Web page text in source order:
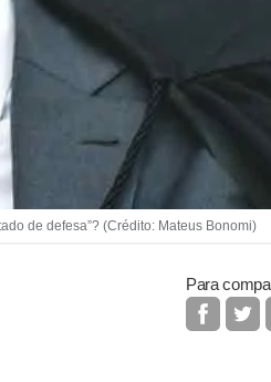
de defesa”? (Crédito: Mateus Bonomi)
Para